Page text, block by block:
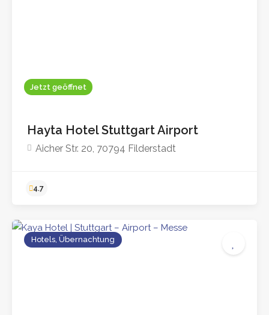
Jetzt geöffnet
Hayta Hotel Stuttgart Airport
Aicher Str. 20, 70794 Filderstadt
Hotels, Übernachtung